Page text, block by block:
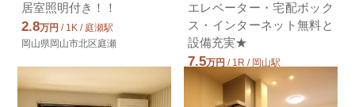
居室照明付き！！
2.8万円 / 1K / 庭瀬駅
岡山県岡山市北区庭瀬
エレベーター・宅配ボック
ス・インターネット無料と
設備充実★
7.5万円 / 1R / 岡山駅
岡山県岡山市北区伊福町２丁目